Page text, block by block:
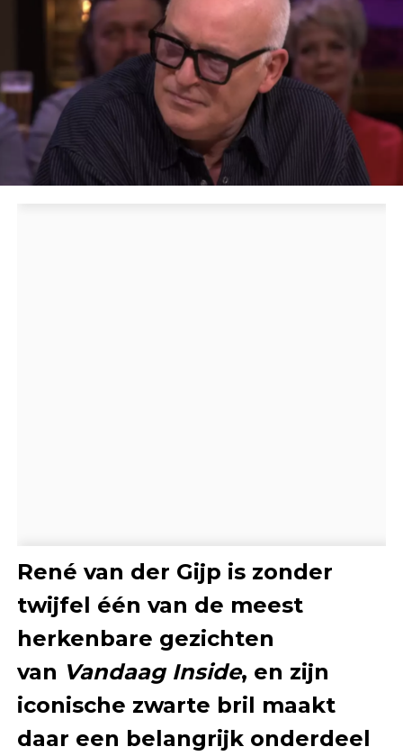
René van der Gijp is zonder
twijfel één van de meest
herkenbare gezichten
van Vandaag Inside, en zijn
iconische zwarte bril maakt
daar een belangrijk onderdeel